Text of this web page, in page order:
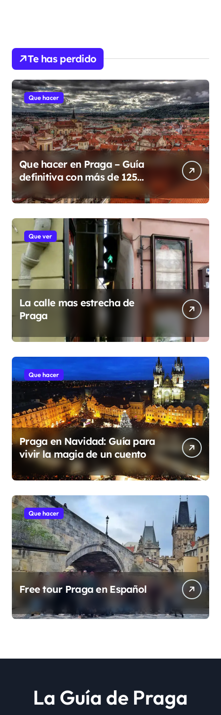
Te has perdido
Que hacer
Que hacer en Praga – Guía
definitiva con más de 125
lugares y eventos para 2026
Que ver
La calle mas estrecha de
Praga
Que hacer
Praga en Navidad: Guía para
vivir la magia de un cuento
Que hacer
Free tour Praga en Español
La Guía de Praga